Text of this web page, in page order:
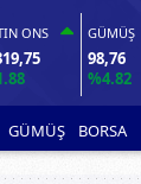
ONS GÜMÜŞ
98,76
%4.82
GÜMÜŞ BORSA